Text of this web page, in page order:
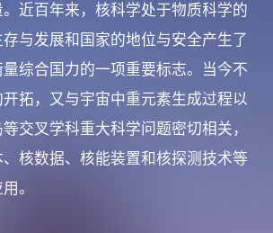
近百年来，核科学处于物质科学的
与发展和国家的地位与安全产生了
综合国力的一项重要标志。当今不
拓，又与宇宙中重元素生成过程以
交叉学科重大科学问题密切相关，
核数据、核能装置和核探测技术等
。